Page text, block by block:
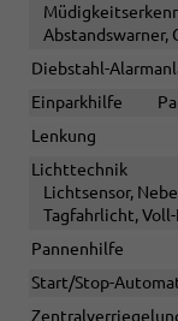
Abstandswarner,
Diebstahl-
Einparkhilfe
Lenkung
Lichttechnik
Lichtsensor,
Tagfahrlicht,
Pannenhilfe
Start/Stop-